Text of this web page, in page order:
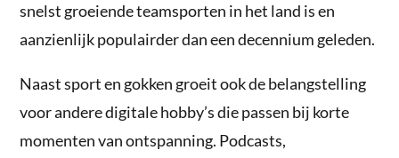
snelst groeiende teamsporten in het land is en
aanzienlijk populairder dan een decennium geleden.
Naast sport en gokken groeit ook de belangstelling
voor andere digitale hobby’s die passen bij korte
momenten van ontspanning. Podcasts,